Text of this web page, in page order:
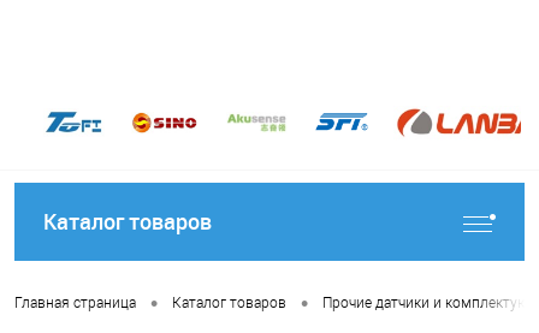
Каталог товаров
Главная страница • Каталог товаров • Прочие датчики и